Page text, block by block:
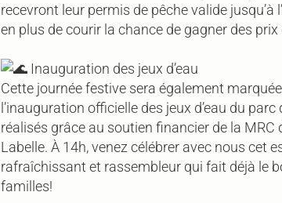
recevront leur permis de pêche valide jusqu’à
en plus de courir la chance de gagner des prix
Inauguration des jeux d’eau
Cette journée festive sera également
l’inauguration officielle des jeux d’eau du parc
réalisés grâce au soutien financier de la MRC
Labelle. À 14h, venez célébrer avec nous cet
rafraîchissant et rassembleur qui fait déjà le
familles!